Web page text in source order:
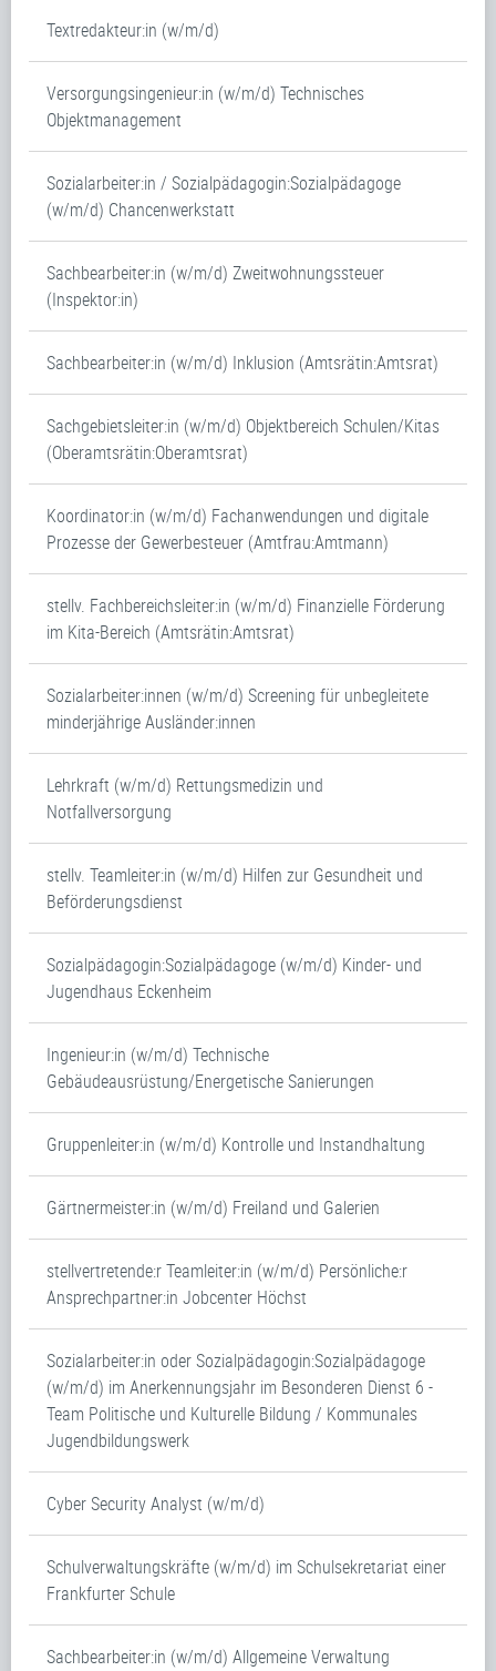
Textredakteur:in (w/m/d)
Versorgungsingenieur:in (w/m/d) Technisches
Objektmanagement
Sozialarbeiter:in / Sozialpädagogin:Sozialpädagoge
(w/m/d) Chancenwerkstatt
Sachbearbeiter:in (w/m/d) Zweitwohnungssteuer
(Inspektor:in)
Sachbearbeiter:in (w/m/d) Inklusion (Amtsrätin:Amtsrat)
Sachgebietsleiter:in (w/m/d) Objektbereich Schulen/Kitas
(Oberamtsrätin:Oberamtsrat)
Koordinator:in (w/m/d) Fachanwendungen und digitale
Prozesse der Gewerbesteuer (Amtfrau:Amtmann)
stellv. Fachbereichsleiter:in (w/m/d) Finanzielle Förderung
im Kita-Bereich (Amtsrätin:Amtsrat)
Sozialarbeiter:innen (w/m/d) Screening für unbegleitete
minderjährige Ausländer:innen
Lehrkraft (w/m/d) Rettungsmedizin und
Notfallversorgung
stellv. Teamleiter:in (w/m/d) Hilfen zur Gesundheit und
Beförderungsdienst
Sozialpädagogin:Sozialpädagoge (w/m/d) Kinder- und
Jugendhaus Eckenheim
Ingenieur:in (w/m/d) Technische
Gebäudeausrüstung/Energetische Sanierungen
Gruppenleiter:in (w/m/d) Kontrolle und Instandhaltung
Gärtnermeister:in (w/m/d) Freiland und Galerien
stellvertretende:r Teamleiter:in (w/m/d) Persönliche:r
Ansprechpartner:in Jobcenter Höchst
Sozialarbeiter:in oder Sozialpädagogin:Sozialpädagoge
(w/m/d) im Anerkennungsjahr im Besonderen Dienst 6 -
Team Politische und Kulturelle Bildung / Kommunales
Jugendbildungswerk
Cyber Security Analyst (w/m/d)
Schulverwaltungskräfte (w/m/d) im Schulsekretariat einer
Frankfurter Schule
Sachbearbeiter:in (w/m/d) Allgemeine Verwaltung